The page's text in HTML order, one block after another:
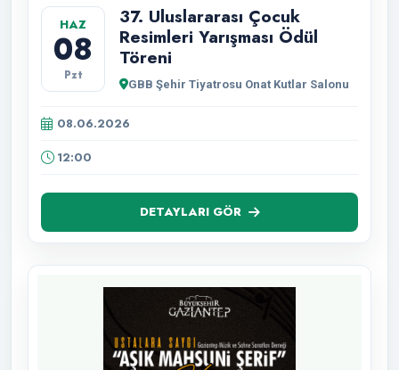
HAZ
08
Pzt
37. Uluslararası Çocuk
Resimleri Yarışması Ödül
Töreni
GBB Şehir Tiyatrosu Onat Kutlar Salonu
08.06.2026
12:00
DETAYLARI GÖR